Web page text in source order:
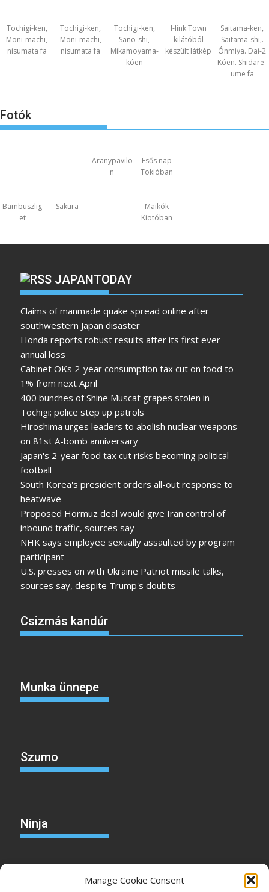
Manage Cookie Consent
Tochigi-ken,
Moni-machi,
nisumata fa
Tochigi-ken,
Moni-machi,
nisumata fa
Tochigi-ken,
Sano-shi,
Mikamoyama-
kóen
I-link Town
kilátóból
készült látkép
Saitama-ken,
Saitama-shi,.
Ónmiya. Dai-2
Kóen. Shidare-
ume fa
Fotók
Aranypavilo
n
Esős nap
Tokióban
Bambuszlig
et
Sakura
Maikók
Kiotóban
JAPANTODAY
Claims of manmade quake spread online after
southwestern Japan disaster
Honda reports robust results after its first ever
annual loss
Cabinet OKs 2-year consumption tax cut on food to
1% from next April
400 bunches of Shine Muscat grapes stolen in
Tochigi; police step up patrols
Hiroshima urges leaders to abolish nuclear weapons
on 81st A-bomb anniversary
Japan's 2-year food tax cut risks becoming political
football
South Korea's president orders all-out response to
heatwave
Proposed Hormuz deal would give Iran control of
inbound traffic, sources say
NHK says employee sexually assaulted by program
participant
U.S. presses on with Ukraine Patriot missile talks,
sources say, despite Trump's doubts
Csizmás kandúr
Munka ünnepe
Szumo
Ninja